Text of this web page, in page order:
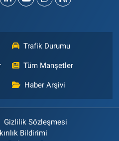
Trafik Durumu
Tüm Manşetler
Haber Arşivi
Gizlilik Sözleşmesi
Bildirimi